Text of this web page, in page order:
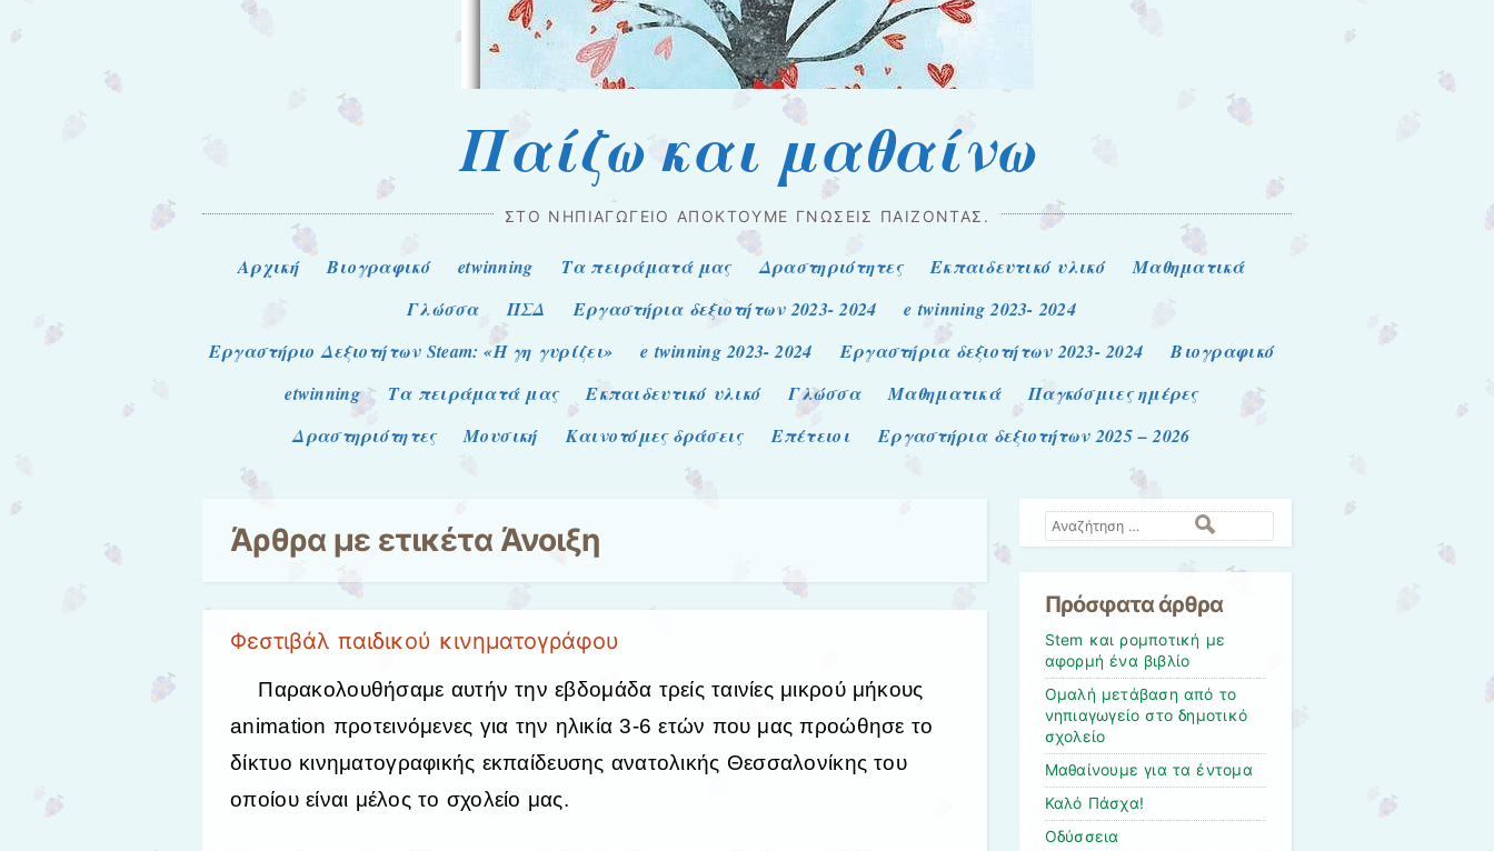
Παίζω και μαθαίνω
ΣΤΟ ΝΗΠΙΑΓΩΓΕΊΟ ΑΠΟΚΤΟΎΜΕ ΓΝΏΣΕΙΣ ΠΑΊΖΟΝΤΑΣ.
Μενού
Μετάβαση στο περιεχόμενο
Αρχική Βιογραφικό etwinning Τα πειράματά μας Δραστηριότητες Εκπαιδευτικό υλικό
Μαθηματικά
Γλώσσα
ΠΣΔ Εργαστήρια δεξιοτήτων 2023- 2024
e twinning 2023- 2024
Εργαστήριο Δεξιοτήτων Steam: «Η γη γυρίζει»
e twinning 2023- 2024 Εργαστήρια δεξιοτήτων 2023- 2024
Βιογραφικό
etwinning
Τα πειράματά μας Εκπαιδευτικό υλικό Γλώσσα Μαθηματικά
Παγκόσμιες ημέρες
Δραστηριότητες
Μουσική Καινοτόμες δράσεις Επέτειοι Εργαστήρια δεξιοτήτων 2025 – 2026
Άρθρα με ετικέτα Άνοιξη
Φεστιβάλ παιδικού κινηματογράφου
Παρακολουθήσαμε αυτήν την εβδομάδα τρείς ταινίες μικρού μήκους
animation προτεινόμενες για την ηλικία 3-6 ετών που μας προώθησε το
δίκτυο κινηματογραφικής εκπαίδευσης ανατολικής Θεσσαλονίκης του
οποίου είναι μέλος το σχολείο μας.
Αναζήτηση
Πρόσφατα άρθρα
Stem και ρομποτική με
αφορμή ένα βιβλίο
Ομαλή μετάβαση από το
νηπιαγωγείο στο δημοτικό
σχολείο
Μαθαίνουμε για τα έντομα
Καλό Πάσχα!
Οδύσσεια